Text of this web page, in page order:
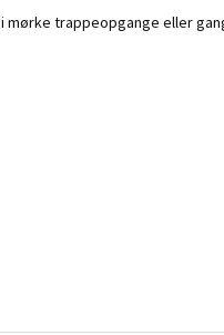
trappeopgange eller